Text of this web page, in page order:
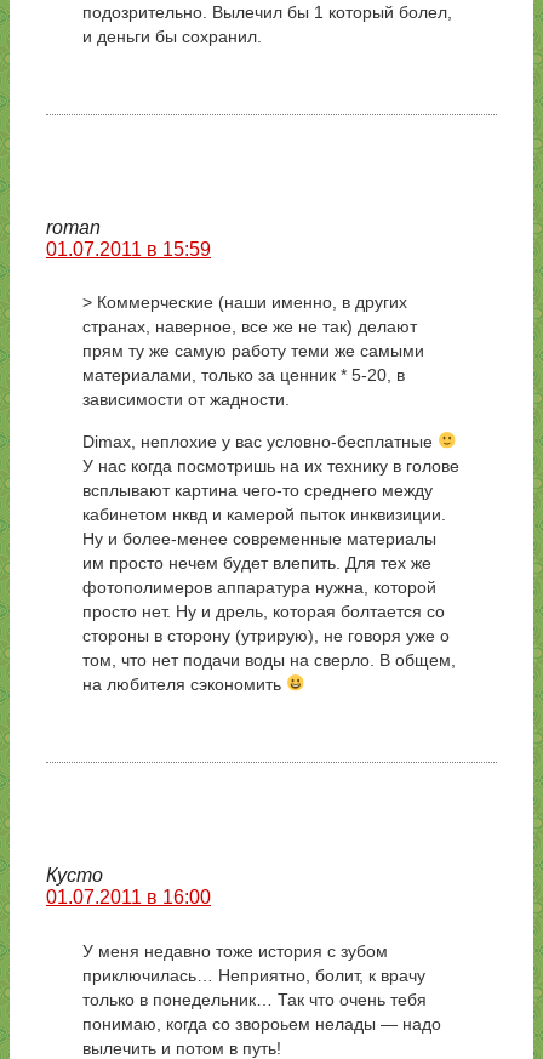
подозрительно. Вылечил бы 1 который болел,
и деньги бы сохранил.
roman
01.07.2011 в 15:59
> Коммерческие (наши именно, в других
странах, наверное, все же не так) делают
прям ту же самую работу теми же самыми
материалами, только за ценник * 5-20, в
зависимости от жадности.
Dimax, неплохие у вас условно-бесплатные
У нас когда посмотришь на их технику в голове
всплывают картина чего-то среднего между
кабинетом нквд и камерой пыток инквизиции.
Ну и более-менее современные материалы
им просто нечем будет влепить. Для тех же
фотополимеров аппаратура нужна, которой
просто нет. Ну и дрель, которая болтается со
стороны в сторону (утрирую), не говоря уже о
том, что нет подачи воды на сверло. В общем,
на любителя сэкономить
Кусто
01.07.2011 в 16:00
У меня недавно тоже история с зубом
приключилась… Неприятно, болит, к врачу
только в понедельник… Так что очень тебя
понимаю, когда со звороьем нелады — надо
вылечить и потом в путь!